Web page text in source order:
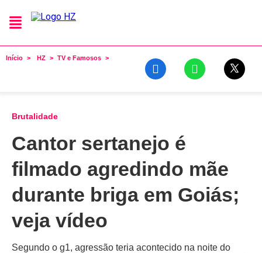
Início HZ TV e Famosos
Brutalidade
Cantor sertanejo é
filmado agredindo mãe
durante briga em Goiás;
veja vídeo
Segundo o g1, agressão teria acontecido na noite do